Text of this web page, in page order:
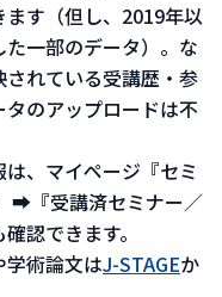
す（但し、2019年以
一部のデータ）。な
れている受講歴・参
のアップロードは不
、マイページ『セミ
➡『受講済セミナー／
認できます。
術論文はJ-STAGEか